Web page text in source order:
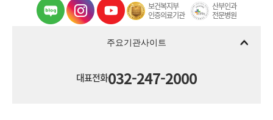
보건복지부
인증의료기관
산부인과
전문병원
주요기관사이트
대표전화032-247-2000